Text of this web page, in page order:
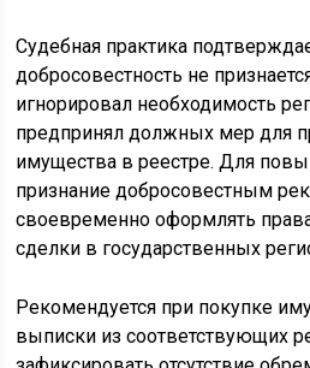
Судебная практика
добросовестность не
игнорировал необходимость
предпринял должных мер для
имущества в реестре. Для
признание добросовестным
своевременно оформлять
сделки в государственных
Рекомендуется при покупке
выписки из соответствующих